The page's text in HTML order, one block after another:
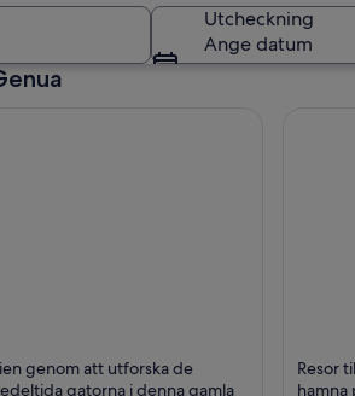
Utcheckning
Ange datum
genom att utforska de
gatorna i denna gamla
Resor
hamna